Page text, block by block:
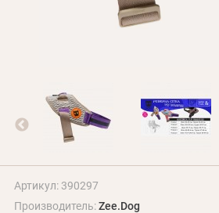
Оптовым клиентам
Артикул: 390297
Производитель:Zee.Dog